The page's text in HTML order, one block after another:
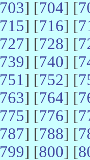
703] [704] [
715] [716] [
727] [728] [
739] [740] [
751] [752] [
763] [764] [
775] [776] [
787] [788] [
799] [800] [